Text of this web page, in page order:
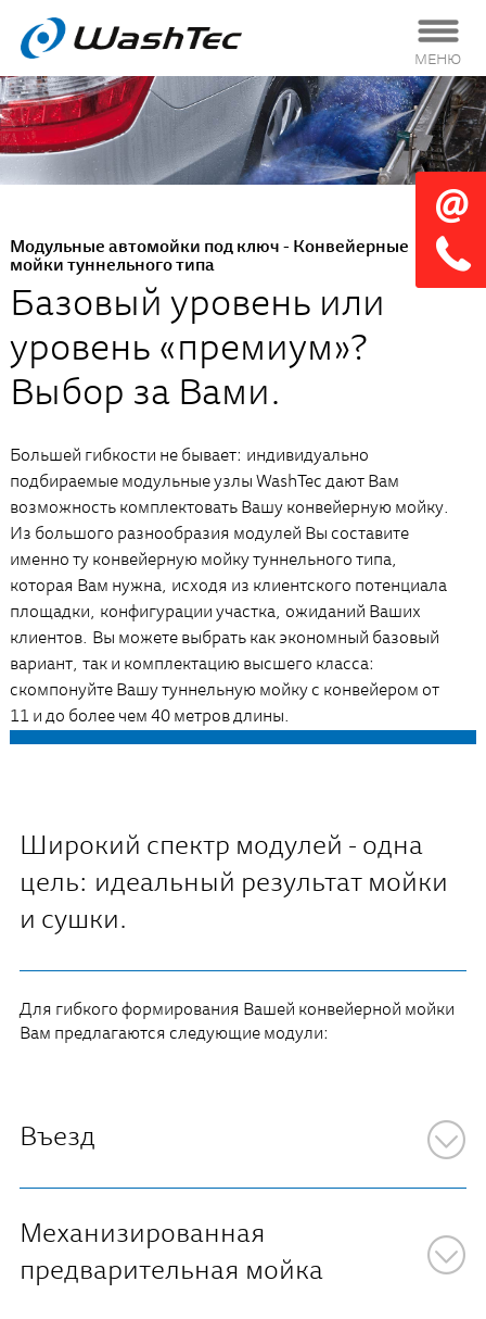
МЕНЮ
Модульные автомойки под ключ - Конвейерные
мойки туннельного типа
Базовый уровень или
уровень «премиум»?
Выбор за Вами.
Большей гибкости не бывает: индивидуально
подбираемые модульные узлы WashTec дают Вам
возможность комплектовать Вашу конвейерную мойку.
Из большого разнообразия модулей Вы составите
именно ту конвейерную мойку туннельного типа,
которая Вам нужна, исходя из клиентского потенциала
площадки, конфигурации участка, ожиданий Ваших
клиентов. Вы можете выбрать как экономный базовый
вариант, так и комплектацию высшего класса:
скомпонуйте Вашу туннельную мойку с конвейером от
11 и до более чем 40 метров длины.
Широкий спектр модулей - одна
цель: идеальный результат мойки
и сушки.
Для гибкого формирования Вашей конвейерной мойки
Вам предлагаются следующие модули:
Въезд
Механизированная
предварительная мойка